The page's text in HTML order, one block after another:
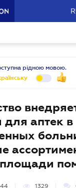
рідною мовою.
для аптек в
1329